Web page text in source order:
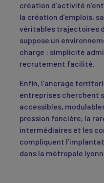
création d’activité
la création d’emplois,
véritables trajectoires
suppose un
charge : simplicité
recrutement facilité.
Enfin, l’ancrage
entreprises cherchent
accessibles,
pression foncière, la
intermédiaires et les
compliquent
dans la métropole